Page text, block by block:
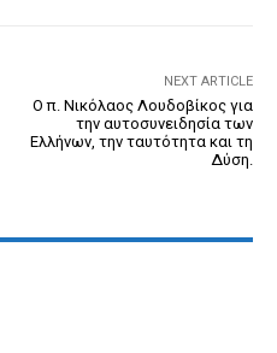
NEXT ARTICLE
Ο π. Νικόλαος Λουδοβίκος για
την αυτοσυνειδησία των
Ελλήνων, την ταυτότητα και τη
Δύση.